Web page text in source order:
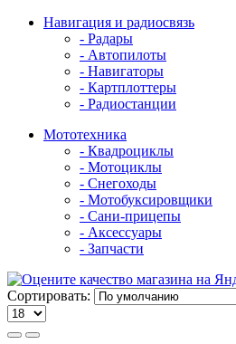
Навигация и радиосвязь
- Радары
- Автопилоты
- Навигаторы
- Картплоттеры
- Радиостанции
Мототехника
- Квадроциклы
- Мотоциклы
- Снегоходы
- Мотобуксировщики
- Сани-прицепы
- Аксессуары
- Запчасти
Сортировать: